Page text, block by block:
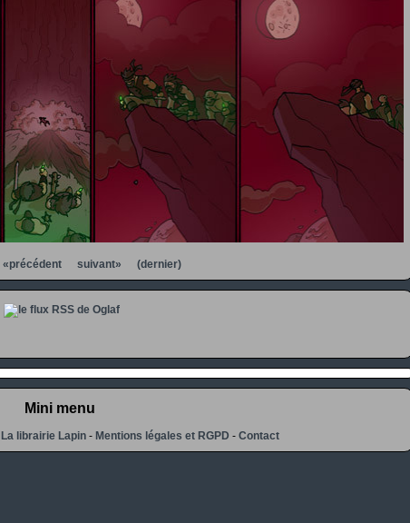
«précédent suivant» (dernier)
Mini menu
La librairie Lapin- Mentions légales et RGPD - Contact